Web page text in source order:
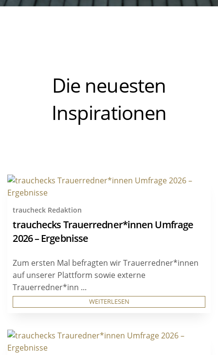
Die neuesten
Inspirationen
traucheck Redaktion
trauchecks Trauerredner*innen Umfrage
2026 – Ergebnisse
Zum ersten Mal befragten wir Trauerredner*innen
auf unserer Plattform sowie externe
Trauerredner*inn ...
WEITERLESEN